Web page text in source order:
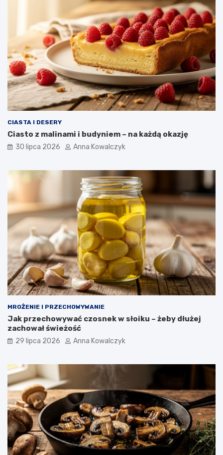
CIASTA I DESERY
Ciasto z malinami i budyniem – na każdą okazję
30 lipca 2026 Anna Kowalczyk
MROŻENIE I PRZECHOWYWANIE
Jak przechowywać czosnek w słoiku – żeby dłużej
zachował świeżość
29 lipca 2026 Anna Kowalczyk